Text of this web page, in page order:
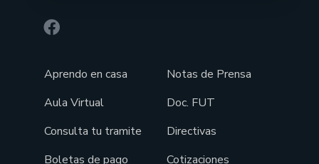
Aprendo en casa
Aula Virtual
Consulta tu tramite
Boletas de pago
Notas de Prensa
Doc. FUT
Directivas
Cotizaciones